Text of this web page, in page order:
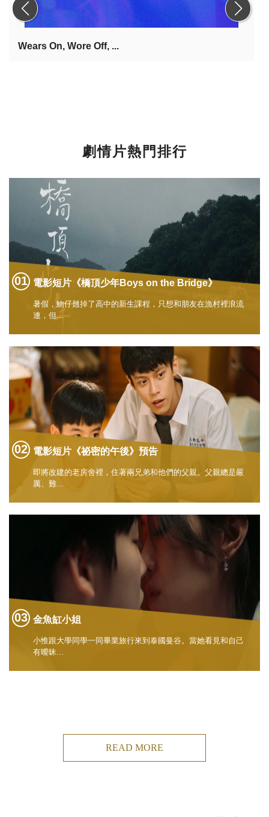
Wears On, Wore Off, ...
劇情片熱門排行
電影短片《橋頂少年Boys on the Bridge》
暑假，魩仔翹掉了高中的新生課程，只想和朋友在漁村裡浪流
連，但...
電影短片《祕密的午後》預告
即將改建的老房舍裡，住著兩兄弟和他們的父親。父親總是嚴
厲、難...
金魚缸小姐
小惟跟大學同學一同畢業旅行來到泰國曼谷。當她看見和自己
有曖昧...
READ MORE